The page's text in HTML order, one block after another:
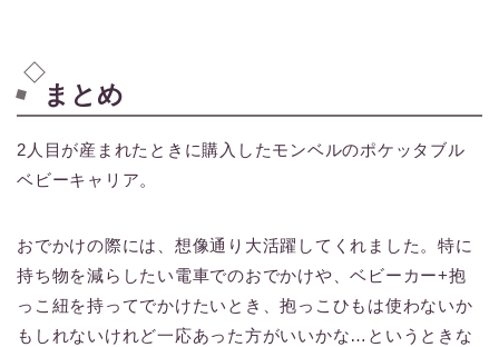
まとめ
2人目が産まれたときに購入したモンベルのポケッタブル
ベビーキャリア。
おでかけの際には、想像通り大活躍してくれました。特に
持ち物を減らしたい電車でのおでかけや、ベビーカー+抱
っこ紐を持ってでかけたいとき、抱っこひもは使わないか
もしれないけれど一応あった方がいいかな…というときな